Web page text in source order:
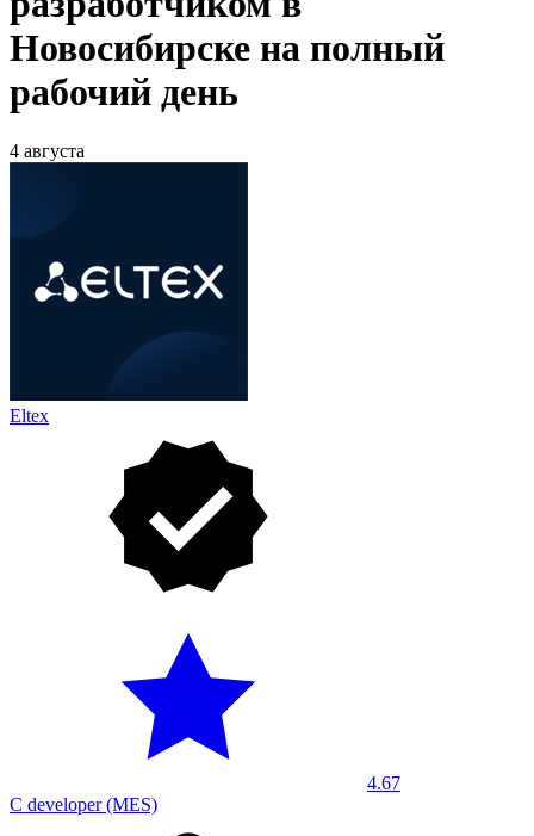
Новосибирске на полный
рабочий день
4 августа
Eltex
4.67
C developer (MES)